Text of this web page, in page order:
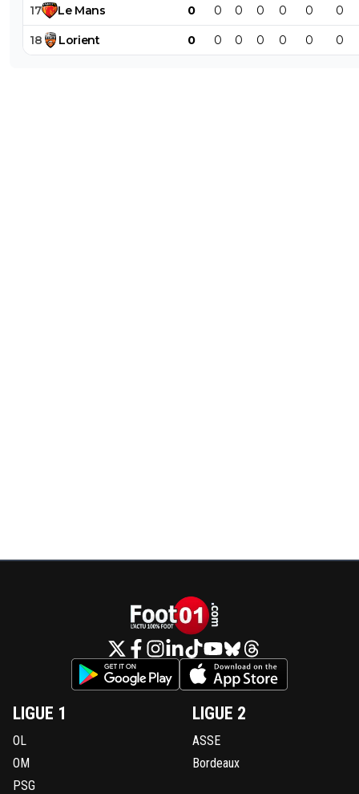
17 Le Mans 0 0 0 0 0 0 0
18 Lorient 0 0 0 0 0 0 0
LIGUE 1
OL
OM
PSG
LIGUE 2
ASSE
Bordeaux